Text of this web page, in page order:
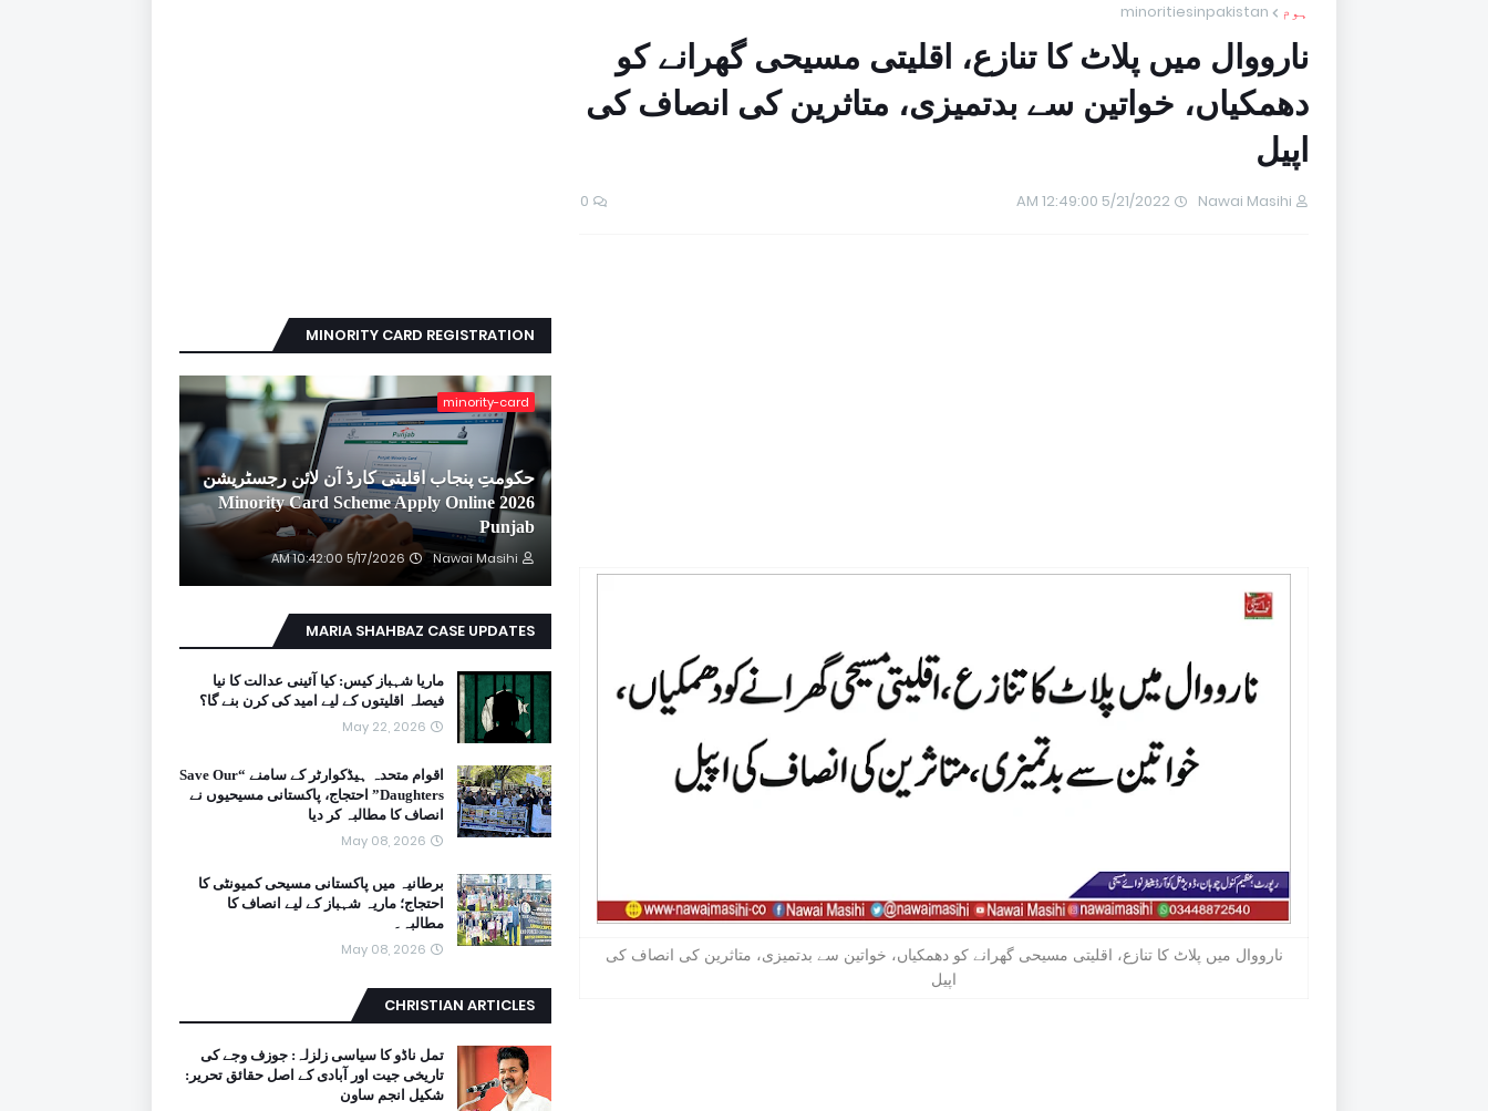
ہوم minoritiesinpakistan
نارووال میں پلاٹ کا تنازع، اقلیتی مسیحی گھرانے کو
دھمکیاں، خواتین سے بدتمیزی، متاثرین کی انصاف کی
اپیل
Nawai Masihi
5/21/2022 12:49:00 AM
0
نارووال میں پلاٹ کا تنازع، اقلیتی مسیحی گھرانے کو دھمکیاں، خواتین سے بدتمیزی، متاثرین کی انصاف کی
اپیل
MINORITY CARD REGISTRATION
minority-card
حکومتِ پنجاب اقلیتی کارڈ آن لائن رجسٹریشن
2026 Minority Card Scheme Apply Online
Punjab
Nawai Masihi
5/17/2026 10:42:00 AM
MARIA SHAHBAZ CASE UPDATES
ماریا شہباز کیس: کیا آئینی عدالت کا نیا
فیصلہ اقلیتوں کے لیے امید کی کرن بنے گا؟
May 22, 2026
اقوام متحدہ ہیڈکوارٹر کے سامنے “Save Our
Daughters” احتجاج، پاکستانی مسیحیوں نے
انصاف کا مطالبہ کر دیا
May 08, 2026
برطانیہ میں پاکستانی مسیحی کمیونٹی کا
احتجاج؛ ماریہ شہباز کے لیے انصاف کا
مطالبہ۔
May 08, 2026
CHRISTIAN ARTICLES
تمل ناڈو کا سیاسی زلزلہ: جوزف وجے کی
تاریخی جیت اور آبادی کے اصل حقائق تحریر:
شکیل انجم ساون